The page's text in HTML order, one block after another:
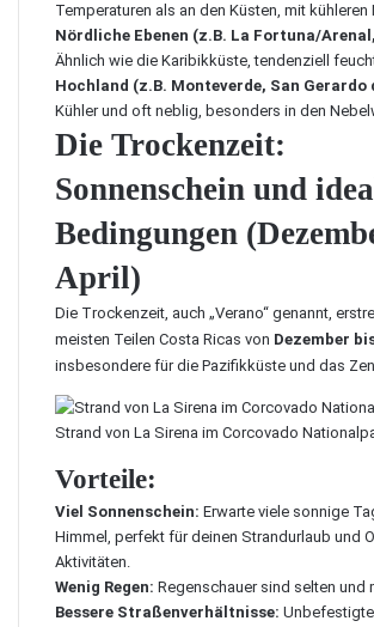
Temperaturen als an den Küsten, mit kühleren
Nördliche Ebenen (z.B. La Fortuna/
Ähnlich wie die Karibikküste, tendenziell
Hochland (z.B. Monteverde, San Gerardo
Kühler und oft neblig, besonders in den
Die Trockenzeit:
Sonnenschein und
Bedingungen
April)
Die Trockenzeit, auch „Verano“ genannt,
meisten Teilen Costa Ricas von Dezember
insbesondere für die Pazifikküste und das
Strand von La Sirena im Corcovado
Vorteile:
Viel Sonnenschein: Erwarte viele sonnige
Himmel, perfekt für deinen Strandurlaub und
Aktivitäten.
Wenig Regen: Regenschauer sind selten und
Bessere Straßenverhältnisse: